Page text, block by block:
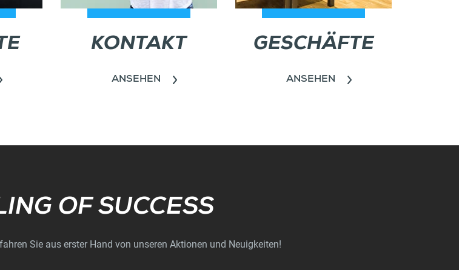
KONTAKT
ANSEHEN
GESCHÄFTE
ANSEHEN
Subscribe
OF SUCCESS
Sie aus erster Hand von unseren Aktionen und Neuigkeiten!